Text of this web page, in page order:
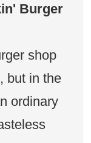
Burger
shop
but in the
ordinary